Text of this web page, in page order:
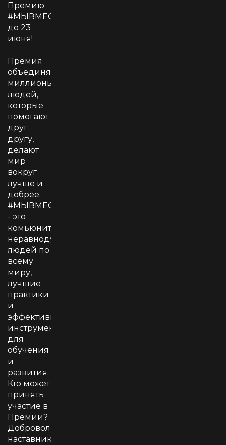
Премию
#МЫВМЕСТЕ
до 23
июня!
Премия
объединяет
миллионы
людей,
которые
помогают
друг
другу,
делают
мир
вокруг
лучше и
добрее.
#МЫВМЕСТЕ
- это
комьюнити
неравнодушных
людей по
всему
миру,
лучшие
практики
и
эффективные
инструменты
для
обучения
и
развития.
Кто может
принять
участие в
Премии?
Добровольцы,
наставники,